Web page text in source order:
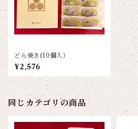
どら焼き(10個入）
¥2,576
同じカテゴリの商品